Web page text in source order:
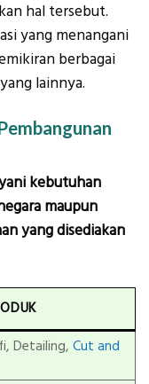
hal tersebut.
yang menangani
berbagai
lainnya.
kebutuhan
maupun
yang disediakan
Detailing, Cut and